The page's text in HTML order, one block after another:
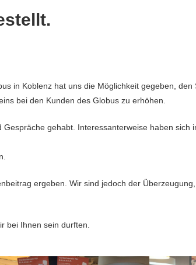
in Koblenz hat uns die Möglichkeit gegeben, den
bei den Kunden des Globus zu erhöhen.
gehabt. Interessanterweise haben
ergeben. Wir sind jedoch der
bei Ihnen sein durften.